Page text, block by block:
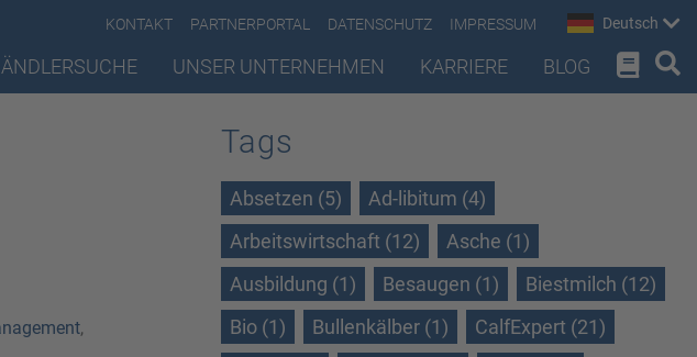
KONTAKT PARTNERPORTAL DATENSCHUTZ IMPRESSUM Deutsch
UNSER UNTERNEHMEN KARRIERE BLOG
,
Tags
Absetzen (5)
Ad-libitum (4)
Arbeitswirtschaft (12)
Asche (1)
Ausbildung (1)
Besaugen (1)
Biestmilch (12)
Bio (1)
Bullenkälber (1)
CalfExpert (21)